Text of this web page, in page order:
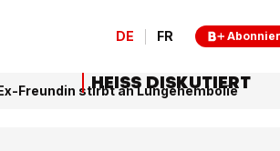
DE FR
Freundin stirbt an Lungenembolie
HEISS DISKUTIERT